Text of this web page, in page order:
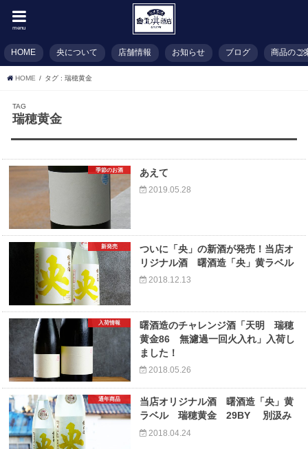
menu
HOME 央について 店舗情報 お知らせ ブログ 商品のご
HOME タグ : 瑞穂黄金
TAG
瑞穂黄金
季節のお酒 あえて
2019.05.28
新発売
ついに「央」の新酒が発売！当店オ
リジナル酒 曙酒造「央」黄ラベル
2018.12.13
入荷情報
曙酒造のチャレンジ酒「天明 瑞穂
黄金86 無濾過一回火入れ」入荷し
ました！
2018.05.26
通年商品
当店オリジナル酒 曙酒造「央」黄
ラベル 瑞穂黄金 29BY 別汲み
2018.04.24